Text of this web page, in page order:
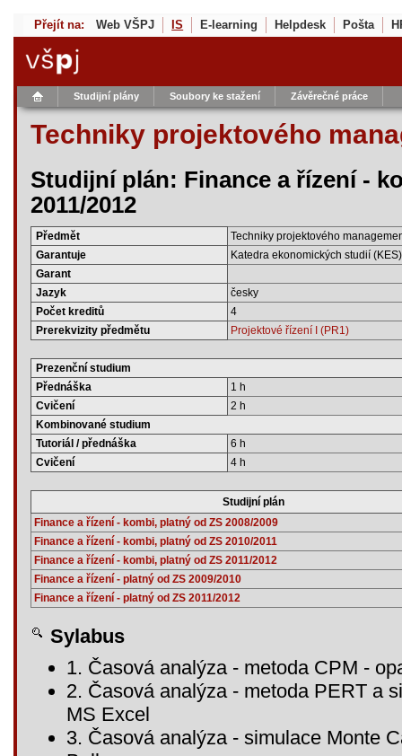
Přejít na: Web VŠPJ IS E-learning Helpdesk Pošta
Studijní plány Soubory ke stažení Závěrečné práce
Techniky projektového
Studijní plán: Finance a řízení -
2011/2012
Předmět
Techniky projektového
Garantuje
Katedra ekonomických studií (KES)
Garant
Jazyk
česky
Počet kreditů
4
Prerekvizity předmětu
Projektové řízení I (PR1)
Prezenční studium
Přednáška
1 h
Cvičení
2 h
Kombinované studium
Tutoriál / přednáška
6 h
Cvičení
4 h
Studijní plán
Finance a řízení - kombi, platný od ZS 2008/2009
Finance a řízení - kombi, platný od ZS 2010/2011
Finance a řízení - kombi, platný od ZS 2011/2012
Finance a řízení - platný od ZS 2009/2010
Finance a řízení - platný od ZS 2011/2012
Sylabus
1. Časová analýza - metoda CPM -
2. Časová analýza - metoda PERT a
MS Excel
3. Časová analýza - simulace Monte